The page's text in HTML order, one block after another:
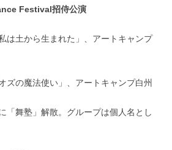
Festival招侍公演
は土から生まれた」、アートキャンプ
の魔法使い」、アートキャンプ白州
「舞塾」解散。グループは個人名とし